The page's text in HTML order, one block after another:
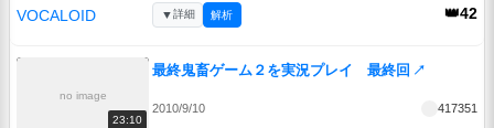
VOCALOID 👑42
▼詳細 解析
no image
23:10
最終鬼畜ゲーム２を実況プレイ 最終回 ↗
2010/9/10 417351